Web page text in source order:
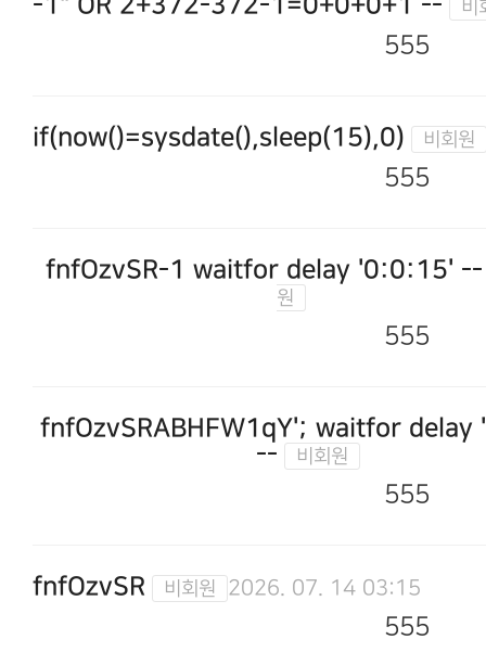
555
if(now()=sysdate(),sleep(15),0)
555
fnfOzvSR-1 waitfor delay '0:0:15' --
555
fnfOzvSRABHFW1qY'; waitfor
--
555
fnfOzvSR 2026. 07. 14 03:15
555